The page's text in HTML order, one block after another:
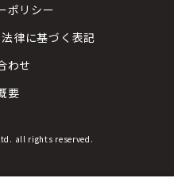
ポリシー
律に基づく表記
わせ
要
all rights reserved.